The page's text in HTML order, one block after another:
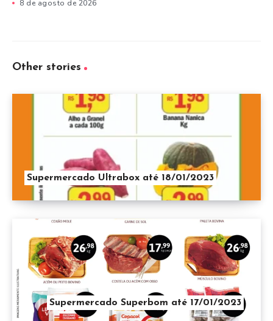
8 de agosto de 2026
Other stories
Supermercado Ultrabox até 18/01/2023
Supermercado Superbom até 17/01/2023